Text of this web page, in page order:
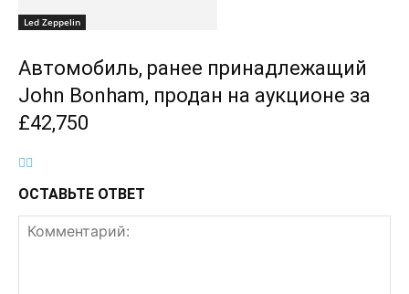
Led Zeppelin
Автомобиль, ранее принадлежащий
John Bonham, продан на аукционе за
£42,750
ОСТАВЬТЕ ОТВЕТ